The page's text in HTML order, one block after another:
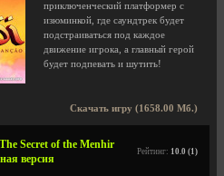
приключенческий платформер с
изюминкой, где саундтрек будет
подстраиваться под каждое
движение игрока, а главный герой
будет подпевать и шутить!
Скачать игру (1658.00 Мб.)
Secret of the Menhir
версия
Рейтинг: 10.0 (1)